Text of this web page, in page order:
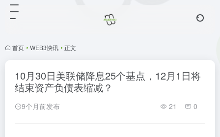
首页 • WEB3快讯 • 正文
10月30日美联储降息25个基点，12月1日将
结束资产负债表缩减？
9个月前发布 21 0